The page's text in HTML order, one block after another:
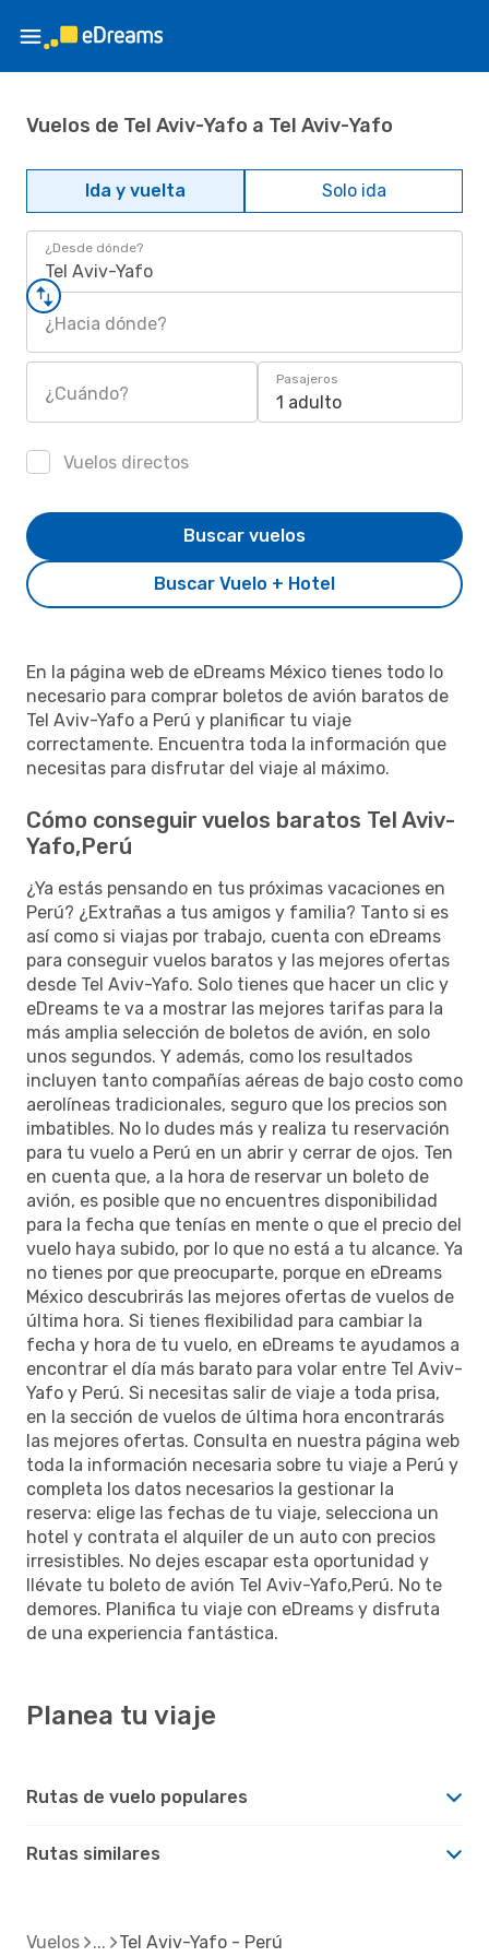
Vuelos de Tel Aviv-Yafo a Tel Aviv-Yafo
Ida y vuelta Solo ida
¿Desde dónde?
Tel Aviv-Yafo
¿Hacia dónde?
¿Cuándo?
Pasajeros
1 adulto
Vuelos directos
Buscar Vuelo + Hotel
Buscar vuelos
En la página web de eDreams México tienes todo lo
necesario para comprar boletos de avión baratos de
Tel Aviv-Yafo a Perú y planificar tu viaje
correctamente. Encuentra toda la información que
necesitas para disfrutar del viaje al máximo.
Cómo conseguir vuelos baratos Tel Aviv-
Yafo,Perú
¿Ya estás pensando en tus próximas vacaciones en
Perú? ¿Extrañas a tus amigos y familia? Tanto si es
así como si viajas por trabajo, cuenta con eDreams
para conseguir vuelos baratos y las mejores ofertas
desde Tel Aviv-Yafo. Solo tienes que hacer un clic y
eDreams te va a mostrar las mejores tarifas para la
más amplia selección de boletos de avión, en solo
unos segundos. Y además, como los resultados
incluyen tanto compañías aéreas de bajo costo como
aerolíneas tradicionales, seguro que los precios son
imbatibles. No lo dudes más y realiza tu reservación
para tu vuelo a Perú en un abrir y cerrar de ojos. Ten
en cuenta que, a la hora de reservar un boleto de
avión, es posible que no encuentres disponibilidad
para la fecha que tenías en mente o que el precio del
vuelo haya subido, por lo que no está a tu alcance. Ya
no tienes por que preocuparte, porque en eDreams
México descubrirás las mejores ofertas de vuelos de
última hora. Si tienes flexibilidad para cambiar la
fecha y hora de tu vuelo, en eDreams te ayudamos a
encontrar el día más barato para volar entre Tel Aviv-
Yafo y Perú. Si necesitas salir de viaje a toda prisa,
en la sección de vuelos de última hora encontrarás
las mejores ofertas. Consulta en nuestra página web
toda la información necesaria sobre tu viaje a Perú y
completa los datos necesarios la gestionar la
reserva: elige las fechas de tu viaje, selecciona un
hotel y contrata el alquiler de un auto con precios
irresistibles. No dejes escapar esta oportunidad y
llévate tu boleto de avión Tel Aviv-Yafo,Perú. No te
demores. Planifica tu viaje con eDreams y disfruta
de una experiencia fantástica.
Planea tu viaje
Rutas de vuelo populares
Rutas similares
Vuelos Tel Aviv-Yafo - Perú